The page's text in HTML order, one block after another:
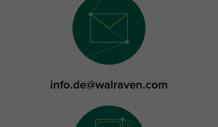
info.de@walraven.com